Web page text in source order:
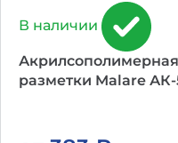
В наличии
разметки Malare АК-